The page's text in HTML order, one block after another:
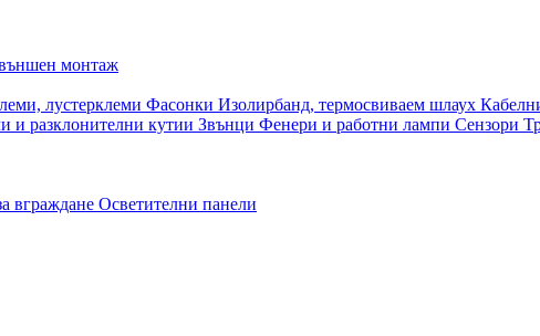
монтаж
лустерклеми Фасонки Изолирбанд, термосвиваем шлаух
и разклонителни кутии Звънци Фенери и работни лампи Сензори
вграждане Осветителни панели